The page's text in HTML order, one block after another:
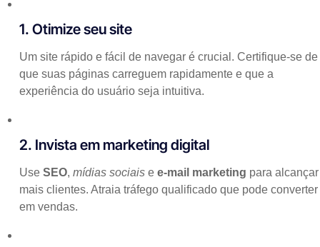
1. Otimize seu site
Um site rápido e fácil de navegar é crucial. Certifique-se de
que suas páginas carreguem rapidamente e que a
experiência do usuário seja intuitiva.
2. Invista em marketing digital
UseSEO,mídias sociais ee-mail marketing para alcançar
mais clientes. Atraia tráfego qualificado que pode converter
em vendas.